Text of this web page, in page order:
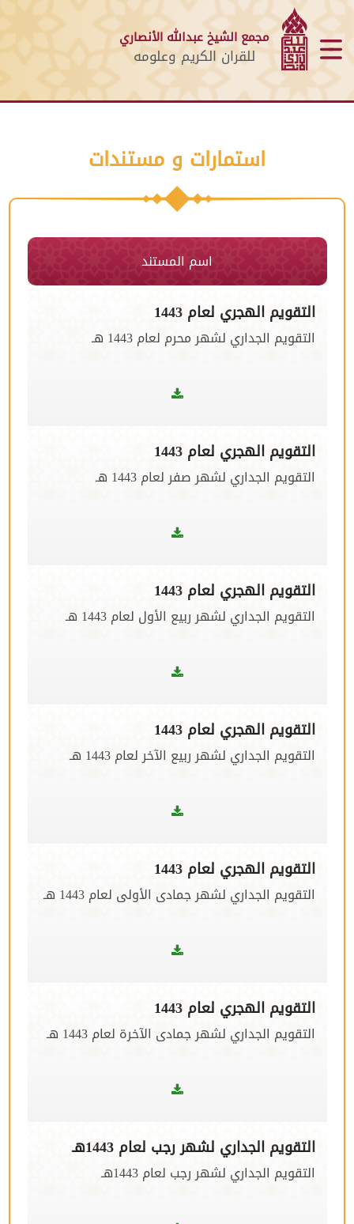
مجمع الشيخ عبدالله الأنصاري
للقران الكريم وعلومه
استمارات و مستندات
اسم المستند
التقويم الهجري لعام 1443
التقويم الجداري لشهر محرم لعام 1443 هـ
التقويم الهجري لعام 1443
التقويم الجداري لشهر صفر لعام 1443 هـ
التقويم الهجري لعام 1443
التقويم الجداري لشهر ربيع الأول لعام 1443 هـ
التقويم الهجري لعام 1443
التقويم الجداري لشهر ربيع الآخر لعام 1443 هـ
التقويم الهجري لعام 1443
التقويم الجداري لشهر جمادى الأولى لعام 1443 هـ
التقويم الهجري لعام 1443
التقويم الجداري لشهر جمادى الآخرة لعام 1443 هـ
التقويم الجداري لشهر رجب لعام 1443هـ
التقويم الجداري لشهر رجب لعام 1443هـ